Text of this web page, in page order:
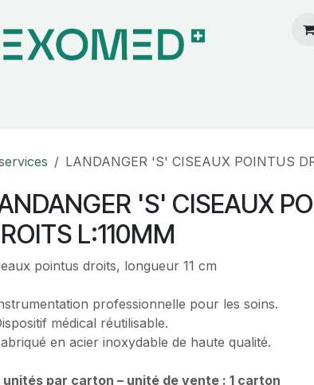
LANDANGER 'S' CISEAUX POINTUS
'S' CISEAUX
L:110MM
pointus droits, longueur 11 cm
professionnelle pour les soins.
médical réutilisable.
en acier inoxydable de haute qualité.
unités par carton – unité de vente : 1 carton